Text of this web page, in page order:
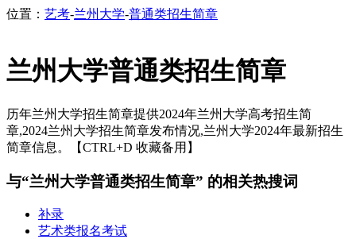
位置： 艺考-兰州大学-普通类招生简章
兰州大学普通类招生简章
历年兰州大学招生简章提供2024年兰州大学高考招生简
章,2024兰州大学招生简章发布情况,兰州大学2024年最新招生
简章信息。【CTRL+D 收藏备用】
与“兰州大学普通类招生简章” 的相关热搜词
补录
艺术类报名考试